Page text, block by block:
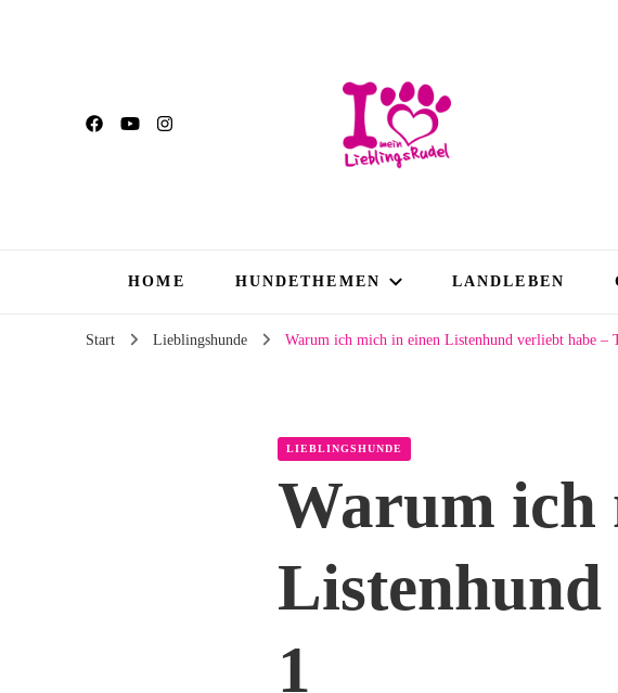
HOME HUNDETHEMEN LANDLEBEN
Start Lieblingshunde Warum ich mich in einen Listenhund verliebt habe –
LIEBLINGSHUNDE
Warum ich
Listenhund
1